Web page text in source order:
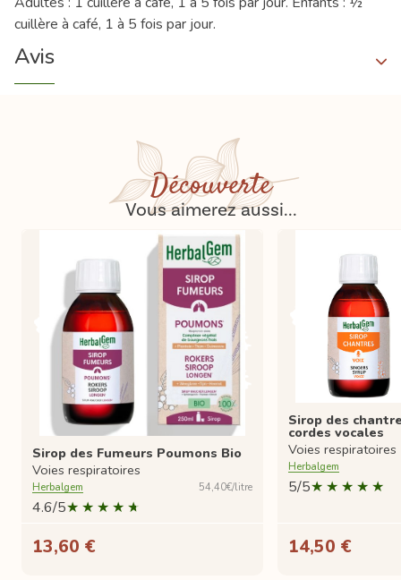
cuillère à café, 1 à 5 fois par jour.
Avis
Découverte
Vous aimerez aussi...
Sirop des Fumeurs Poumons Bio
Voies respiratoires
Herbalgem 54,40€/litre
4.6/5
13,60 €
Sirop des
cordes vocales
Voies respiratoires
Herbalgem
5/5
14,50 €